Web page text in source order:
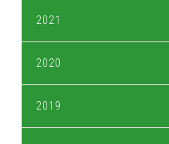
2021
2020
2019